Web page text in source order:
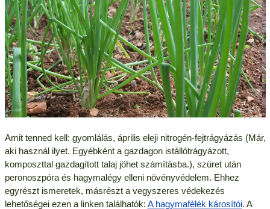
Amit tenned kell: gyomlálás, április eleji nitrogén-fejtrágyázás (Már,
aki használ ilyet. Egyébként a gazdagon istállótrágyázott,
komposzttal gazdagított talaj jöhet számításba.), szüret után
peronoszpóra és hagymalégy elleni növényvédelem. Ehhez
egyrészt ismeretek, másrészt a vegyszeres védekezés
lehetőségei ezen a linken találhatók: A hagymafélék károsítói. A